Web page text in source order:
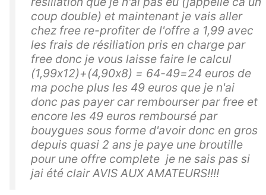
coup double) et maintenant je vais aller
chez free re-profiter de l'offre a 1,99 avec
les frais de résiliation pris en charge par
free donc je vous laisse faire le calcul
(1,99x12)+(4,90x8) = 64-49=24 euros de
ma poche plus les 49 euros que je n'ai
donc pas payer car rembourser par free et
encore les 49 euros remboursé par
bouygues sous forme d'avoir donc en gros
depuis quasi 2 ans je paye une broutille
pour une offre complete je ne sais pas si
jai été clair AVIS AUX AMATEURS!!!!